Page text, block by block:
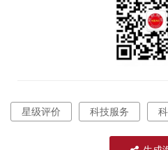
星级评价 科技服务